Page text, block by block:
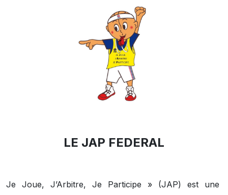
LE JAP FEDERAL
Je Joue, J’Arbitre, Je Participe » (JAP) est une